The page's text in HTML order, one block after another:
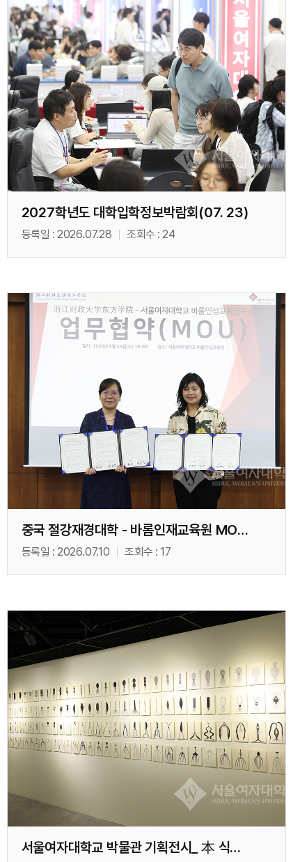
2027학년도 대학입학정보박람회(07. 23)
등록일 2026.07.28 조회수 24
중국 절강재경대학 - 바롬인재교육원 MOU(06. 24)
등록일 2026.07.10 조회수 17
서울여자대학교 박물관 기획전시_ 本 식물의 시간(06. 17)